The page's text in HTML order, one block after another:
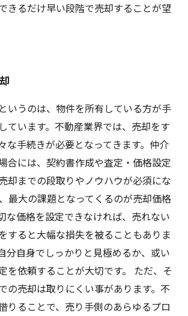
きるだけ早い段階で売却することが望
いうのは、物件を所有している方が手
ています。不動産業界では、売却をす
な手続きが必要となってきます。仲介
合には、契約書作成や査定・価格設定
却までの段取りやノウハウが必須にな
最大の課題となってくるのが売却価格
な価格を設定できなければ、売れない
すると大幅な損失を被ることもありま
分自身でしっかりと見極めるか、或い
を依頼することが大切です。 ただ、そ
の売却は取りにくい事があります。不
りることで、売り手側のあらゆるプロ